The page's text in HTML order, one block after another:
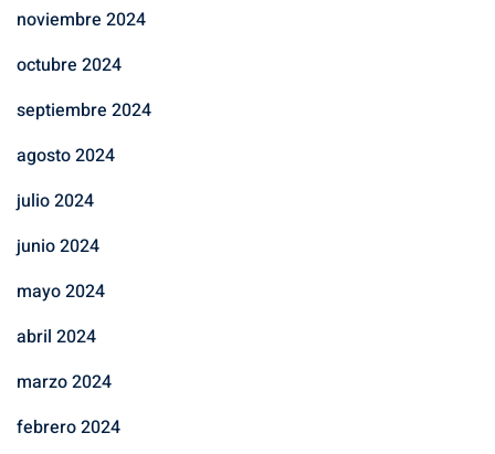
noviembre 2024
octubre 2024
septiembre 2024
agosto 2024
julio 2024
junio 2024
mayo 2024
abril 2024
marzo 2024
febrero 2024